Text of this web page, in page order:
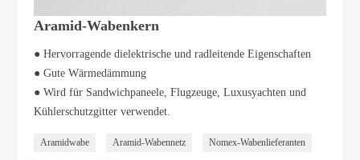
Aramid-Wabenkern
● Hervorragende dielektrische und radleitende Eigenschaften
● Gute Wärmedämmung
● Wird für Sandwichpaneele, Flugzeuge, Luxusyachten und
Kühlerschutzgitter verwendet.
Aramidwabe Aramid-Wabennetz Nomex-Wabenlieferanten